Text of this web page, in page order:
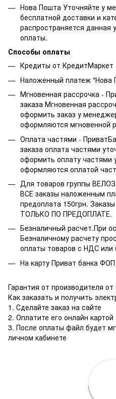
Нова Пошта Уточняйте у
бесплатной доставки и
распространяется данная
оплаты.
Способы оплаты
Кредиты от КредитМаркет
Наложенный платеж "Нова
Мгновенная рассрочка -
заказа Мгновенная
оформить заказ у
оформляются мгновенной
Оплата частями -
заказа оплата частями
оформить оплату частями
оформляются оплатой
Для товаров группы
ВСЕ заказы наложенным
предоплата 150грн.
ТОЛЬКО ПО ПРЕДОПЛАТЕ.
Безналичный расчет.При
Безналичному расчету
оплаты товаров с НДС
На карту Приват банка ФОП
Гарантия от производителя
Как заказать и получить
1. Сделайте заказ на сайте
2. Оплатите его онлайн картой
3. После оплаты файл будет
личном кабинете